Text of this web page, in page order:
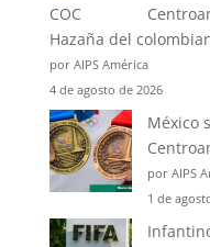
Hazaña del
por AIPS América
4 de agosto de 2026
México
por AIPS
1 de